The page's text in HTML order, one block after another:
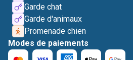
Garde chat
Garde d'animaux
Promenade chien
Modes de paiements